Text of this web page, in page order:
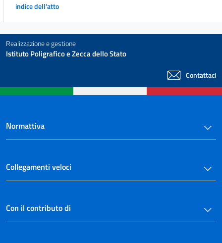
indice dell'atto
Realizzazione e gestione
Istituto Poligrafico e Zecca dello Stato
Contattaci
Normattiva
Collegamenti veloci
Con il contributo di